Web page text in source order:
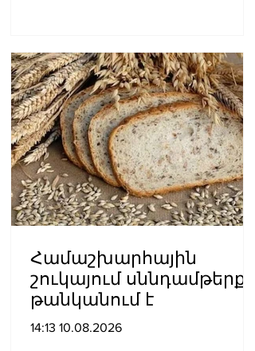
Համաշխարհային
շուկայում սննդամթերքը
թանկանում է
14:13 10.08.2026